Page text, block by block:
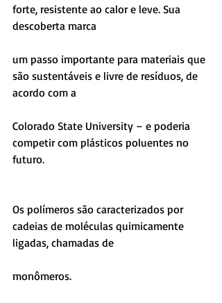
forte, resistente ao calor e leve. Sua
descoberta marca
um passo importante para materiais que
são sustentáveis e livre de resíduos, de
acordo com a
Colorado State University – e poderia
competir com plásticos poluentes no
futuro.
Os polímeros são caracterizados por
cadeias de moléculas quimicamente
ligadas, chamadas de
monômeros.